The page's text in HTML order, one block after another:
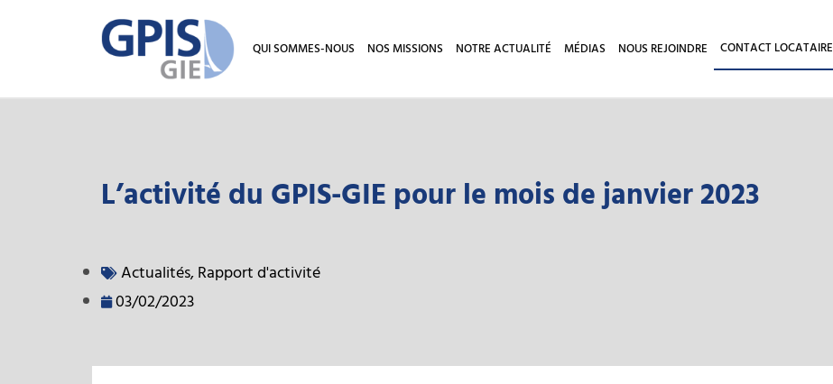
QUI SOMMES-NOUS NOS MISSIONS NOTRE ACTUALITÉ MÉDIAS NOUS REJOINDRE CONTACT LOCATAIRE
L’activité du GPIS-GIE pour le mois de janvier 2023
Actualités,Rapport d'activité
03/02/2023